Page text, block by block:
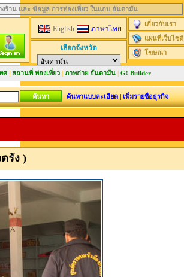
งร้าน และ ข้อมูล การท่องเที่ยว ในแถบ อันดามัน
English ภาษาไทย
เลือกจังหวัด
เกี่ยวกับเรา
แผนที่เว็บไซต์
โฆษณา
ศ| สถานที่ ท่องเที่ยว | ภาพถ่าย อันดามัน | G! Builder
ค้นหาแบบละเอียด|เพิ่มรายชื่อธุรกิจ
รัง )